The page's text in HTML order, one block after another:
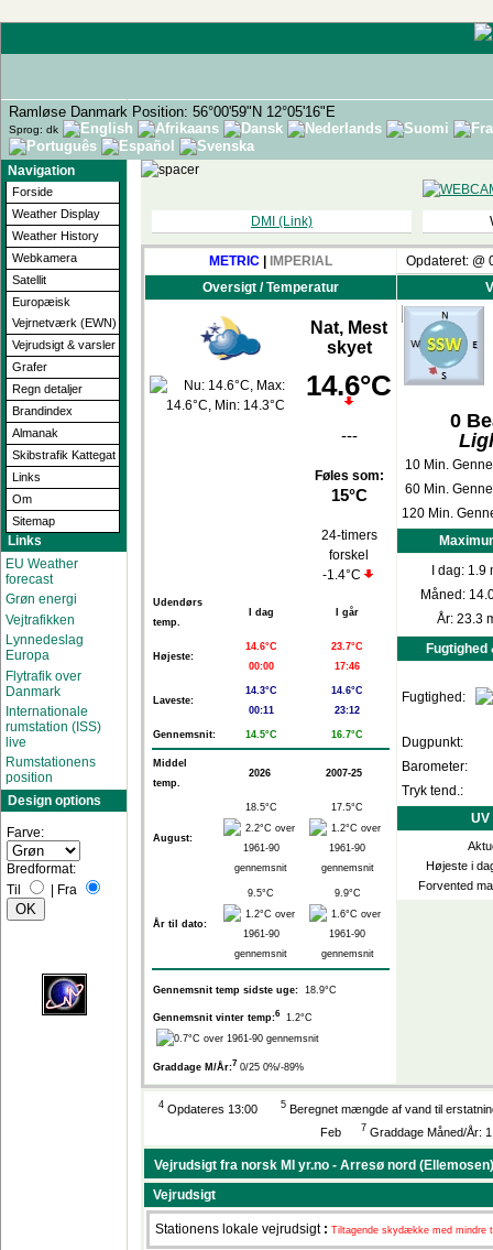
Ramløse Danmark Position: 56°00'59"N 12°05'16"E
Sprog: dk
Navigation
Forside
Weather Display
Weather History
Webkamera
Satellit
Europæisk
Vejrnetværk (EWN)
Vejrudsigt & varsler
Grafer
Regn detaljer
Brandindex
Almanak
Skibstrafik Kattegat
Links
Om
Sitemap
Links
EU Weather
forecast
Grøn energi
Vejtrafikken
Lynnedeslag
Europa
Flytrafik over
Danmark
Internationale
rumstation (ISS)
live
Rumstationens
position
Design options
Farve:
Bredformat:
Til
Fra
DMI (Link)
METRIC IMPERIAL Opdateret:@
Oversigt / Temperatur
Nat, Mest
skyet
14.6°C
---
Føles som:
15°C
24-timers
forskel
-1.4°C
Udendørs
temp.
I dag I går
Højeste:
14.6°C
00:00
23.7°C
17:46
Laveste:
14.3°C
00:11
14.6°C
23:12
Gennemsnit: 14.5°C 16.7°C
Middel
temp.
2026 2007-25
August:
18.5°C 17.5°C
År til dato:
9.5°C 9.9°C
Gennemsnit temp sidste uge: 18.9°C
Gennemsnit vinter temp:6 1.2°C
Graddage M/År:7 0/25 0%/-89%
0
10 Min.
60 Min.
120 Min.
I dag: 1.9
Måned:
År: 23.3
Fugtighed
Fugtighed:
Dugpunkt:
Barometer:
Tryk tend.:
UV
Højeste i
Forvented
4Opdateres 13:00 5Beregnet mængde af vand til
Feb 7 Graddage Måned/År:
Vejrudsigt fra norsk MI yr.no - Arresø nord
Vejrudsigt
Stationens lokale vejrudsigt : Tiltagende skydække med mindre